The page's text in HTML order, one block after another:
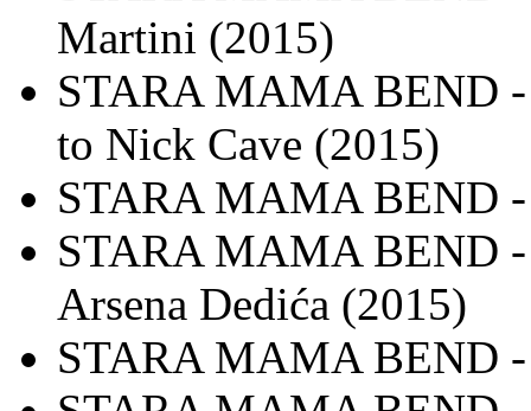
Martini (2015)
STARA MAMA BEND
to Nick Cave (2015)
STARA MAMA BEND
STARA MAMA BEND -
Arsena Dedića (2015)
STARA MAMA BEND